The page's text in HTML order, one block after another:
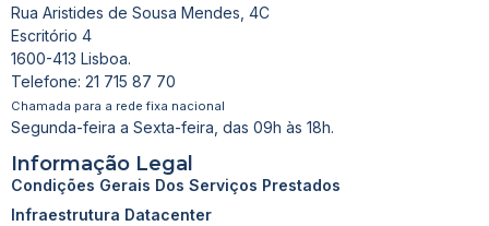
Rua Aristides de Sousa Mendes, 4C
Escritório 4
1600-413 Lisboa.
Telefone: 21 715 87 70
Chamada para a rede fixa nacional
Segunda-feira a Sexta-feira, das 09h às 18h.
Informação Legal
Condições Gerais Dos Serviços Prestados
Infraestrutura Datacenter